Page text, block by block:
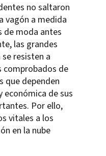
no saltaron
vagón a medida
de moda antes
las grandes
resisten a
comprobados de
que dependen
económica de sus
Por ello,
vitales a los
en la nube